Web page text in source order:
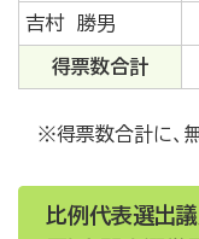
吉村 勝男
得票数合計
※得票数合計に、
比例代表選出